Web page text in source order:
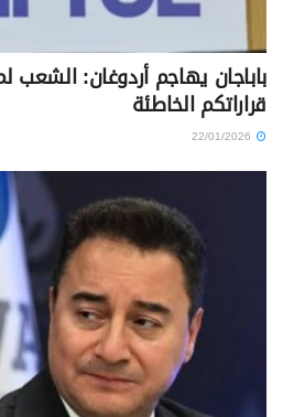
باباجان يهاجم أردوغان:
قراراتكم الخاطئة